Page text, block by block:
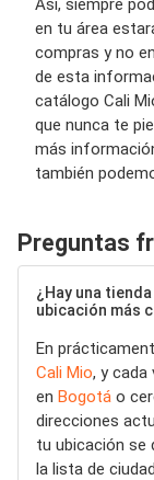
Así, siempre
en tu área
compras y no
de esta
catálogo Cali
que nunca te
más
también
Preguntas
¿Hay una
ubicación más
En
Cali Mio, y cada
en Bogotá o
direcciones
tu ubicación se
la lista de